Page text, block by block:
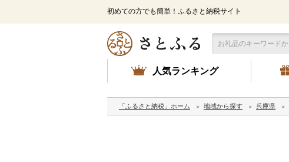
初めての方でも簡単！ふるさと納税サイト
人気ランキング
「ふるさと納税」ホーム 地域から探す 兵庫県